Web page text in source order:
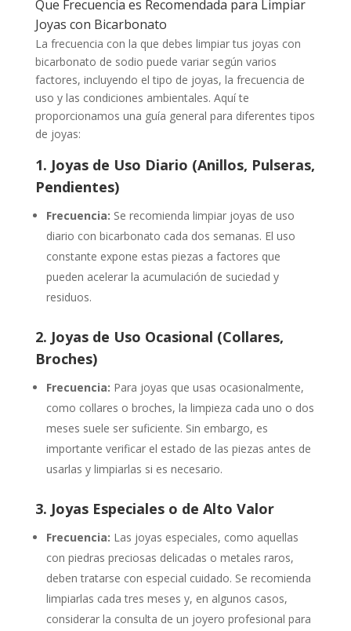
Que Frecuencia es Recomendada para Limpiar
Joyas con Bicarbonato
La frecuencia con la que debes limpiar tus joyas con
bicarbonato de sodio puede variar según varios
factores, incluyendo el tipo de joyas, la frecuencia de
uso y las condiciones ambientales. Aquí te
proporcionamos una guía general para diferentes tipos
de joyas:
1. Joyas de Uso Diario (Anillos, Pulseras,
Pendientes)
Frecuencia: Se recomienda limpiar joyas de uso
diario con bicarbonato cada dos semanas. El uso
constante expone estas piezas a factores que
pueden acelerar la acumulación de suciedad y
residuos.
2. Joyas de Uso Ocasional (Collares,
Broches)
Frecuencia: Para joyas que usas ocasionalmente,
como collares o broches, la limpieza cada uno o dos
meses suele ser suficiente. Sin embargo, es
importante verificar el estado de las piezas antes de
usarlas y limpiarlas si es necesario.
3. Joyas Especiales o de Alto Valor
Frecuencia: Las joyas especiales, como aquellas
con piedras preciosas delicadas o metales raros,
deben tratarse con especial cuidado. Se recomienda
limpiarlas cada tres meses y, en algunos casos,
considerar la consulta de un joyero profesional para